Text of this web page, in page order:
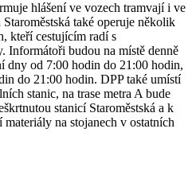
hlášení ve vozech tramvají i ve
také operuje několik
kteří cestujícím radí s
Informátoři budou na místě denně
dny od 7:00 hodin do 21:00 hodin,
do 21:00 hodin. DPP také umístí
stanic, na trase metra A bude
stanicí Staroměstská a k
na stojanech v ostatních